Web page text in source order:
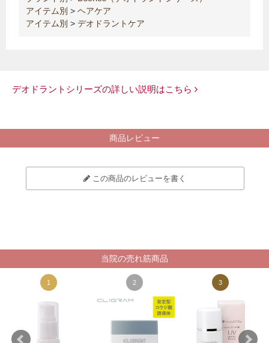
アイテム別 > ヘアケア
アイテム別 > デオドラントケア
デオドラントシリーズの詳しい説明はこちら
商品レビュー
この商品のレビューを書く
当院の売れ筋商品
1 2 3